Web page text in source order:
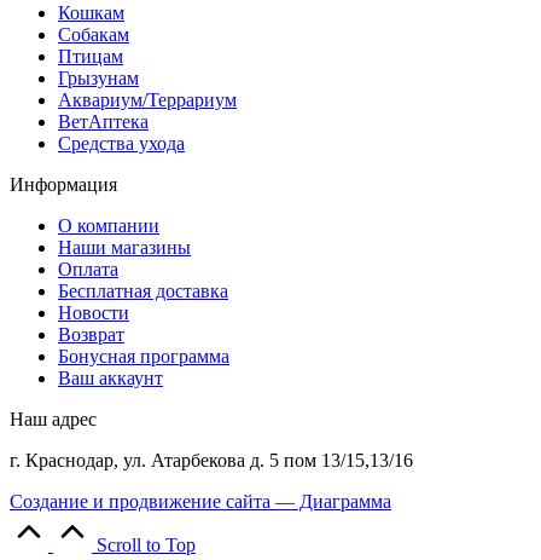
Кошкам
Собакам
Птицам
Грызунам
Аквариум/Террариум
ВетАптека
Средства ухода
Информация
О компании
Наши магазины
Оплата
Бесплатная доставка
Новости
Возврат
Бонусная программа
Ваш аккаунт
Наш адрес
г. Краснодар, ул. Атарбекова д. 5 пом 13/15,13/16
Создание и продвижение сайта — Диаграмма
Scroll to Top